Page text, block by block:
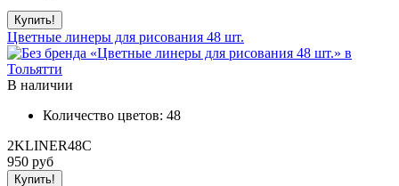
Цветные линеры для рисования 48 шт.
В наличии
Количество цветов: 48
2KLINER48C
950 руб